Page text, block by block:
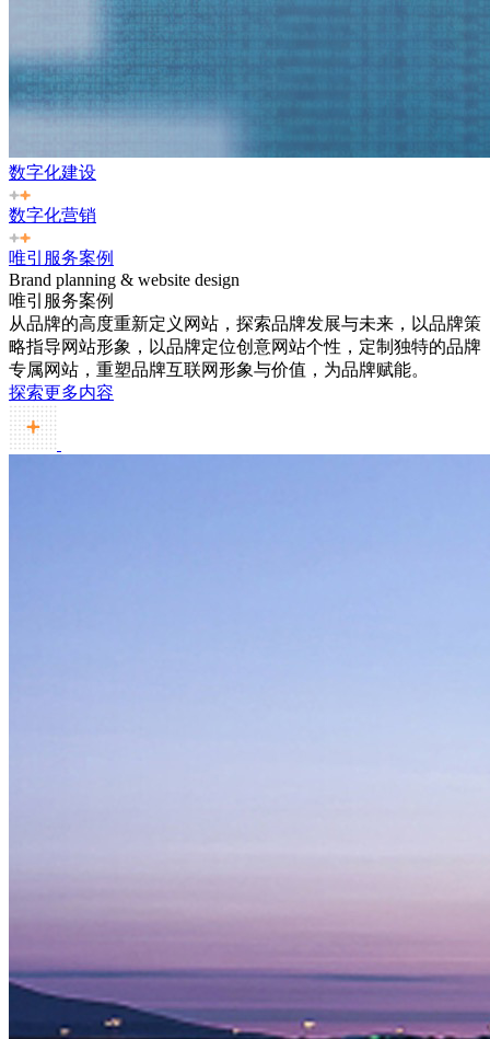
数字化建设
数字化营销
唯引服务案例
Brand planning & website design
唯引服务案例
从品牌的高度重新定义网站，探索品牌发展与未来，以品牌策
略指导网站形象，以品牌定位创意网站个性，定制独特的品牌
专属网站，重塑品牌互联网形象与价值，为品牌赋能。
探索更多内容